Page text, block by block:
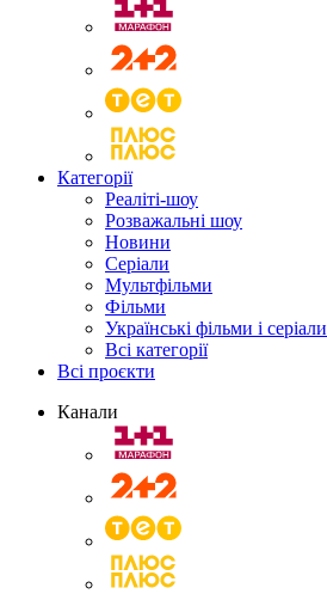
Категорії
Реаліті-шоу
Розважальні шоу
Новини
Серіали
Мультфільми
Фільми
Українські фільми і серіали
Всі категорії
Всі проєкти
Канали